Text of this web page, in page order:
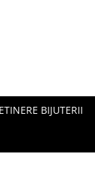
BIJUTERII